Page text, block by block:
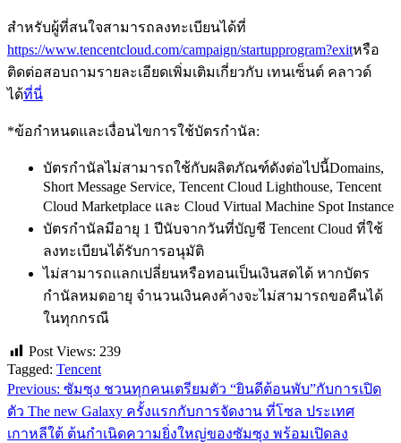
สำหรับผู้ที่สนใจสามารถลงทะเบียนได้ที่
https://www.tencentcloud.com/campaign/startupprogram?exitหรือ
ติดต่อสอบถามรายละเอียดเพิ่มเติมเกี่ยวกับ เทนเซ็นต์ คลาวด์
ได้ที่นี่
*ข้อกำหนดและเงื่อนไขการใช้บัตรกำนัล:
บัตรกำนัลไม่สามารถใช้กับผลิตภัณฑ์ดังต่อไปนี้Domains,
Short Message Service, Tencent Cloud Lighthouse, Tencent
Cloud Marketplace และ Cloud Virtual Machine Spot Instance
บัตรกำนัลมีอายุ 1 ปีนับจากวันที่บัญชี Tencent Cloud ที่ใช้
ลงทะเบียนได้รับการอนุมัติ
ไม่สามารถแลกเปลี่ยนหรือทอนเป็นเงินสดได้ หากบัตร
กำนัลหมดอายุ จำนวนเงินคงค้างจะไม่สามารถขอคืนได้
ในทุกกรณี
Post Views: 239
Tagged: Tencent
แนะแนว
เรื่อง
Previous: ซัมซุง ชวนทุกคนเตรียมตัว “ยินดีต้อนพับ”กับการเปิด
ตัว The new Galaxy ครั้งแรกกับการจัดงาน ที่โซล ประเทศ
เกาหลีใต้ ต้นกำเนิดความยิ่งใหญ่ของซัมซุง พร้อมเปิดลง